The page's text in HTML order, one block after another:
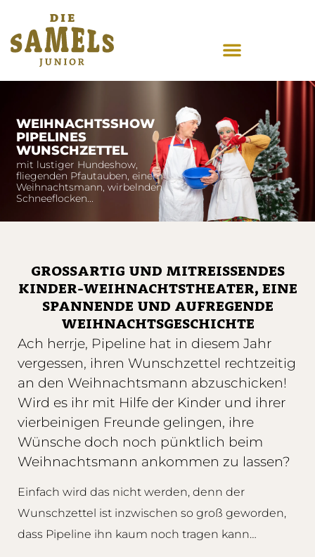
WEIHNACHTSSHOW
PIPELINES
WUNSCHZETTEL
mit lustiger Hundeshow,
fliegenden Pfautauben, einem
Weihnachtsmann, wirbelnden
Schneeflocken...
GROSSARTIG UND MITREISSENDES KI
NDER-WEIHNACHTSTHEATER, EINE SP
ANNENDE UND AUFREGENDE WE
IHNACHTSGESCHICHTE
Ach herrje, Pipeline hat in diesem Jahr
vergessen, ihren Wunschzettel rechtzeitig
an den Weihnachtsmann abzuschicken!
Wird es ihr mit Hilfe der Kinder und ihrer
vierbeinigen Freunde gelingen, ihre
Wünsche doch noch pünktlich beim
Weihnachtsmann ankommen zu lassen?
Einfach wird das nicht werden, denn der
Wunschzettel ist inzwischen so groß geworden,
dass Pipeline ihn kaum noch tragen kann…